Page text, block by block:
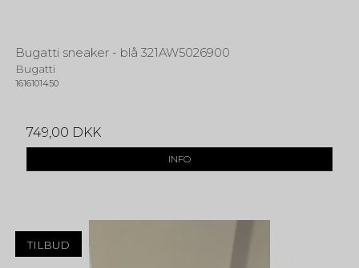
Bugatti sneaker - blå 321AW5026900
Bugatti
1616101450
749,00 DKK
INFO
TILBUD